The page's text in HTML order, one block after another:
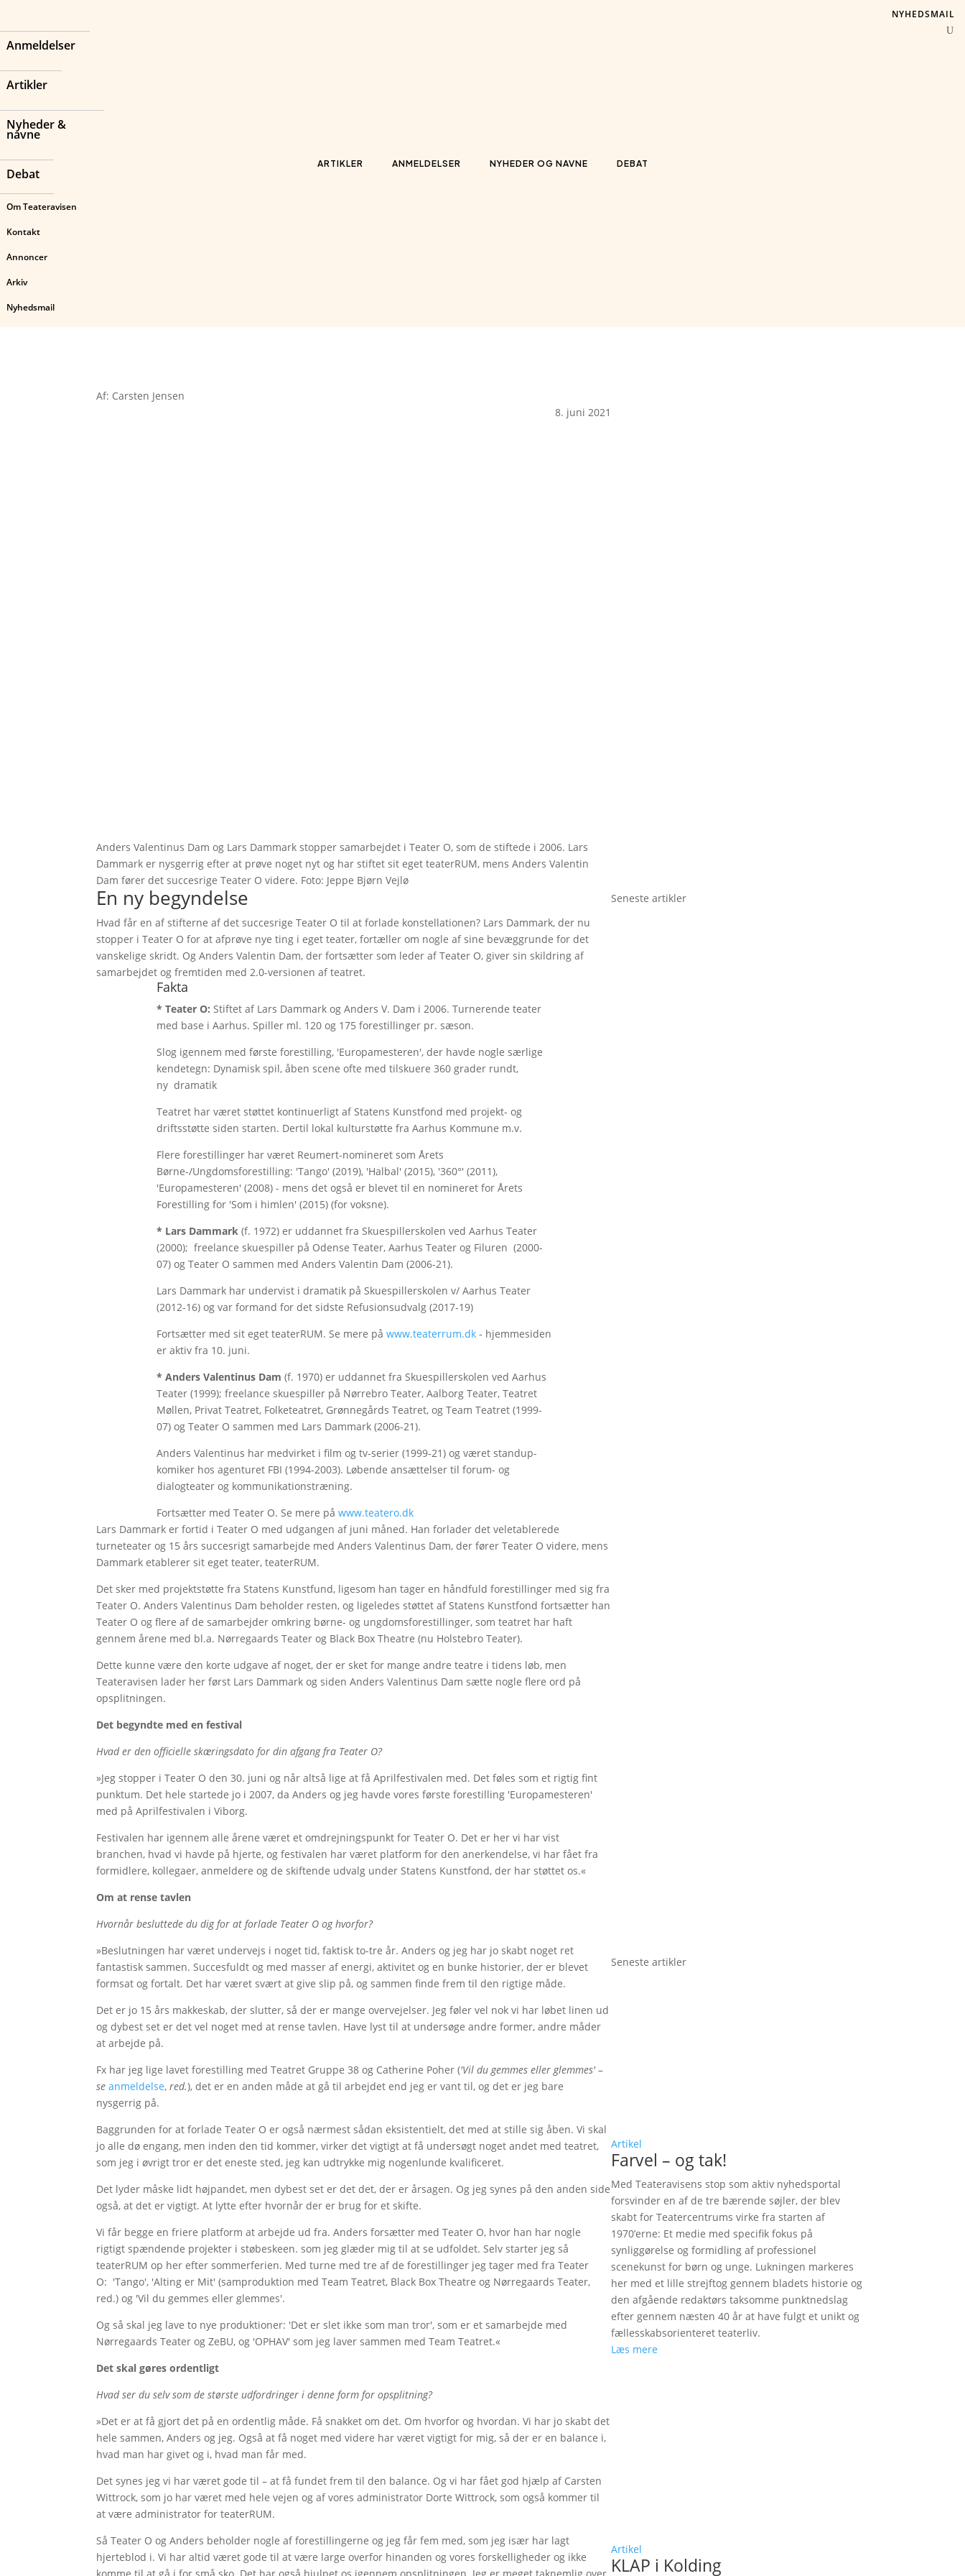
Anmeldelser
Artikler
Nyheder &
navne
Debat
Om Teateravisen
Kontakt
Annoncer
Arkiv
Nyhedsmail
ARTIKLER ANMELDELSER NYHEDER OG NAVNE DEBAT
NYHEDSMAIL
Af: Carsten Jensen
8. juni 2021
Anders Valentinus Dam og Lars Dammark stopper samarbejdet i Teater O, som de stiftede i 2006. Lars
Dammark er nysgerrig efter at prøve noget nyt og har stiftet sit eget teaterRUM, mens Anders Valentin
Dam fører det succesrige Teater O videre. Foto: Jeppe Bjørn Vejlø
En ny begyndelse
Hvad får en af stifterne af det succesrige Teater O til at forlade konstellationen? Lars Dammark, der nu
stopper i Teater O for at afprøve nye ting i eget teater, fortæller om nogle af sine bevæggrunde for det
vanskelige skridt. Og Anders Valentin Dam, der fortsætter som leder af Teater O, giver sin skildring af
samarbejdet og fremtiden med 2.0-versionen af teatret.
Fakta
* Teater O: Stiftet af Lars Dammark og Anders V. Dam i 2006. Turnerende teater
med base i Aarhus. Spiller ml. 120 og 175 forestillinger pr. sæson.
Slog igennem med første forestilling, 'Europamesteren', der havde nogle særlige
kendetegn: Dynamisk spil, åben scene ofte med tilskuere 360 grader rundt,
ny dramatik
Teatret har været støttet kontinuerligt af Statens Kunstfond med projekt- og
driftsstøtte siden starten. Dertil lokal kulturstøtte fra Aarhus Kommune m.v.
Flere forestillinger har været Reumert-nomineret som Årets
Børne-/Ungdomsforestilling: 'Tango' (2019), 'Halbal' (2015), '360°' (2011),
'Europamesteren' (2008) - mens det også er blevet til en nomineret for Årets
Forestilling for 'Som i himlen' (2015) (for voksne).
* Lars Dammark (f. 1972) er uddannet fra Skuespillerskolen ved Aarhus Teater
(2000); freelance skuespiller på Odense Teater, Aarhus Teater og Filuren (2000-
07) og Teater O sammen med Anders Valentin Dam (2006-21).
Lars Dammark har undervist i dramatik på Skuespillerskolen v/ Aarhus Teater
(2012-16) og var formand for det sidste Refusionsudvalg (2017-19)
Fortsætter med sit eget teaterRUM. Se mere på www.teaterrum.dk- hjemmesiden
er aktiv fra 10. juni.
* Anders Valentinus Dam (f. 1970) er uddannet fra Skuespillerskolen ved Aarhus
Teater (1999); freelance skuespiller på Nørrebro Teater, Aalborg Teater, Teatret
Møllen, Privat Teatret, Folketeatret, Grønnegårds Teatret, og Team Teatret (1999-
07) og Teater O sammen med Lars Dammark (2006-21).
Anders Valentinus har medvirket i film og tv-serier (1999-21) og været standup-
komiker hos agenturet FBI (1994-2003). Løbende ansættelser til forum- og
dialogteater og kommunikationstræning.
Fortsætter med Teater O. Se mere på www.teatero.dk
Lars Dammark er fortid i Teater O med udgangen af juni måned. Han forlader det veletablerede
turneteater og 15 års succesrigt samarbejde med Anders Valentinus Dam, der fører Teater O videre, mens
Dammark etablerer sit eget teater, teaterRUM.
Det sker med projektstøtte fra Statens Kunstfund, ligesom han tager en håndfuld forestillinger med sig fra
Teater O. Anders Valentinus Dam beholder resten, og ligeledes støttet af Statens Kunstfond fortsætter han
Teater O og flere af de samarbejder omkring børne- og ungdomsforestillinger, som teatret har haft
gennem årene med bl.a. Nørregaards Teater og Black Box Theatre (nu Holstebro Teater).
Dette kunne være den korte udgave af noget, der er sket for mange andre teatre i tidens løb, men
Teateravisen lader her først Lars Dammark og siden Anders Valentinus Dam sætte nogle flere ord på
opsplitningen.
Det begyndte med en festival
Hvad er den officielle skæringsdato for din afgang fra Teater O?
»Jeg stopper i Teater O den 30. juni og når altså lige at få Aprilfestivalen med. Det føles som et rigtig fint
punktum. Det hele startede jo i 2007, da Anders og jeg havde vores første forestilling 'Europamesteren'
med på Aprilfestivalen i Viborg.
Festivalen har igennem alle årene været et omdrejningspunkt for Teater O. Det er her vi har vist
branchen, hvad vi havde på hjerte, og festivalen har været platform for den anerkendelse, vi har fået fra
formidlere, kollegaer, anmeldere og de skiftende udvalg under Statens Kunstfond, der har støttet os.«
Om at rense tavlen
Hvornår besluttede du dig for at forlade Teater O og hvorfor?
»Beslutningen har været undervejs i noget tid, faktisk to-tre år. Anders og jeg har jo skabt noget ret
fantastisk sammen. Succesfuldt og med masser af energi, aktivitet og en bunke historier, der er blevet
formsat og fortalt. Det har været svært at give slip på, og sammen finde frem til den rigtige måde.
Det er jo 15 års makkeskab, der slutter, så der er mange overvejelser. Jeg føler vel nok vi har løbet linen ud
og dybest set er det vel noget med at rense tavlen. Have lyst til at undersøge andre former, andre måder
at arbejde på.
Fx har jeg lige lavet forestilling med Teatret Gruppe 38 og Catherine Poher ('Vil du gemmes eller glemmes' –
seanmeldelse,red.), det er en anden måde at gå til arbejdet end jeg er vant til, og det er jeg bare
nysgerrig på.
Baggrunden for at forlade Teater O er også nærmest sådan eksistentielt, det med at stille sig åben. Vi skal
jo alle dø engang, men inden den tid kommer, virker det vigtigt at få undersøgt noget andet med teatret,
som jeg i øvrigt tror er det eneste sted, jeg kan udtrykke mig nogenlunde kvalificeret.
Det lyder måske lidt højpandet, men dybest set er det det, der er årsagen. Og jeg synes på den anden side
også, at det er vigtigt. At lytte efter hvornår der er brug for et skifte.
Vi får begge en friere platform at arbejde ud fra. Anders forsætter med Teater O, hvor han har nogle
rigtigt spændende projekter i støbeskeen. som jeg glæder mig til at se udfoldet. Selv starter jeg så
teaterRUM op her efter sommerferien. Med turne med tre af de forestillinger jeg tager med fra Teater
O: 'Tango', 'Alting er Mit' (samproduktion med Team Teatret, Black Box Theatre og Nørregaards Teater,
red.) og 'Vil du gemmes eller glemmes'.
Og så skal jeg lave to nye produktioner: 'Det er slet ikke som man tror', som er et samarbejde med
Nørregaards Teater og ZeBU, og 'OPHAV' som jeg laver sammen med Team Teatret.«
Det skal gøres ordentligt
Hvad ser du selv som de største udfordringer i denne form for opsplitning?
»Det er at få gjort det på en ordentlig måde. Få snakket om det. Om hvorfor og hvordan. Vi har jo skabt det
hele sammen, Anders og jeg. Også at få noget med videre har været vigtigt for mig, så der er en balance i,
hvad man har givet og i, hvad man får med.
Det synes jeg vi har været gode til – at få fundet frem til den balance. Og vi har fået god hjælp af Carsten
Wittrock, som jo har været med hele vejen og af vores administrator Dorte Wittrock, som også kommer til
at være administrator for teaterRUM.
Så Teater O og Anders beholder nogle af forestillingerne og jeg får fem med, som jeg især har lagt
hjerteblod i. Vi har altid været gode til at være large overfor hinanden og vores forskelligheder og ikke
komme til at gå i for små sko. Det har også hjulpet os igennem opsplitningen. Jeg er meget taknemlig over
Seneste artikler
Seneste artikler
Artikel
Farvel – og tak!
Med Teateravisens stop som aktiv nyhedsportal
forsvinder en af de tre bærende søjler, der blev
skabt for Teatercentrums virke fra starten af
1970’erne: Et medie med specifik fokus på
synliggørelse og formidling af professionel
scenekunst for børn og unge. Lukningen markeres
her med et lille strejftog gennem bladets historie og
den afgående redaktørs taksomme punktnedslag
efter gennem næsten 40 år at have fulgt et unikt og
fællesskabsorienteret teaterliv.
Læs mere
Artikel
KLAP i Kolding